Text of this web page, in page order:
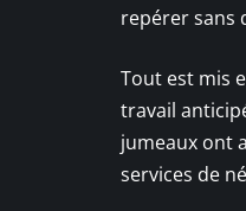
repérer sans
Tout est mis
travail
jumeaux ont
services de